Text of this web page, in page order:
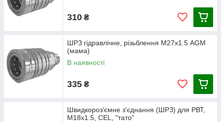
310 ₴
ШРЗ гідравлічне, різьблення М27х1.5 AGM
(мама)
В наявності
335 ₴
Швидкороз'ємне з'єднання (ШРЗ) для РВТ,
М18х1.5, CEL, "тато"